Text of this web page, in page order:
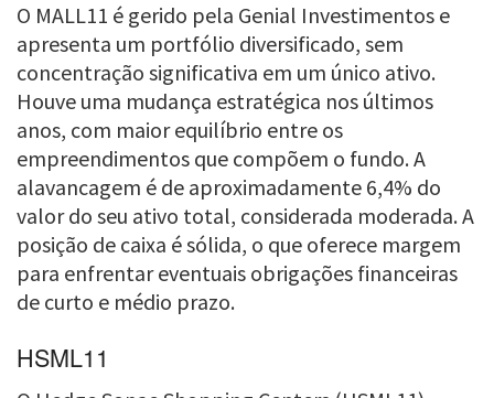
O MALL11 é gerido pela Genial Investimentos e
apresenta um portfólio diversificado, sem
concentração significativa em um único ativo.
Houve uma mudança estratégica nos últimos
anos, com maior equilíbrio entre os
empreendimentos que compõem o fundo. A
alavancagem é de aproximadamente 6,4% do
valor do seu ativo total, considerada moderada. A
posição de caixa é sólida, o que oferece margem
para enfrentar eventuais obrigações financeiras
de curto e médio prazo.
HSML11